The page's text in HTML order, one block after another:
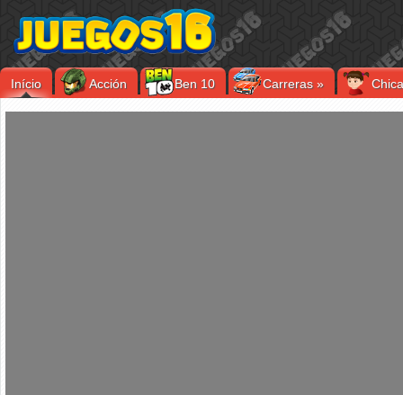
Início Acción Ben 10 Carreras»